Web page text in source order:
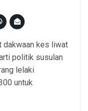
dakwaan kes liwat
politik susulan
lelaki
untuk